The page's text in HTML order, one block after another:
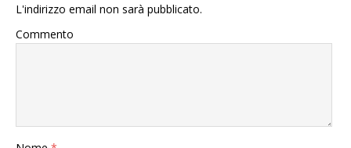
L'indirizzo email non sarà pubblicato.
Commento